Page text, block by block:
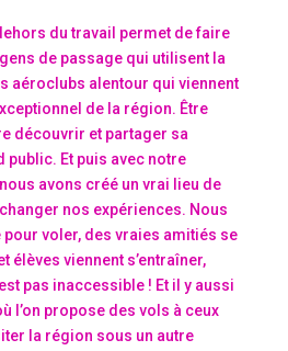
du travail permet de faire
de passage qui utilisent la
aéroclubs alentour qui viennent
de la région. Être
découvrir et partager sa
public. Et puis avec notre
avons créé un vrai lieu de
nos expériences. Nous
pour voler, des vraies amitiés se
élèves viennent s’entraîner,
pas inaccessible ! Et il y aussi
l’on propose des vols à ceux
la région sous un autre